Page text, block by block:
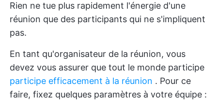
Rien ne tue plus rapidement l'énergie d'une
réunion que des participants qui ne s'impliquent
pas.
En tant qu'organisateur de la réunion, vous
devez vous assurer que tout le monde participe
participe efficacement à la réunion . Pour ce
faire, fixez quelques paramètres à votre équipe :